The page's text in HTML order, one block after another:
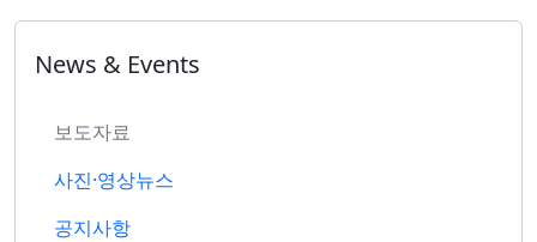
News & Events
보도자료
사진·영상뉴스
공지사항